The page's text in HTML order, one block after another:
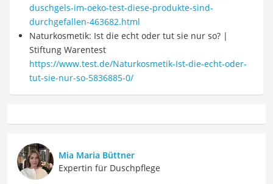
duschgels-im-oeko-test-diese-produkte-sind-
durchgefallen-463682.html
Naturkosmetik: Ist die echt oder tut sie nur so? |
Stiftung Warentest
https://www.test.de/Naturkosmetik-Ist-die-echt-oder-
tut-sie-nur-so-5836885-0/
Mia Maria Büttner
Expertin für Duschpflege